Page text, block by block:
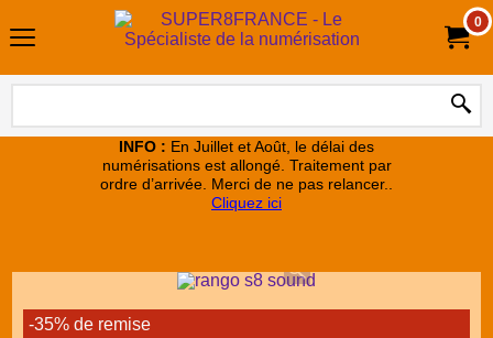
0
INFO : En Juillet et Août, le délai des
numérisations est allongé. Traitement par
ordre d’arrivée. Merci de ne pas relancer..
Cliquez ici
-35% de remise